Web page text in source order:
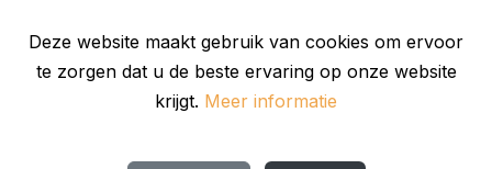
Deze website maakt gebruik van cookies om ervoor
te zorgen dat u de beste ervaring op onze website
krijgt. Meer informatie
Marianne de Bruijn - eigenaar De Bruijn PR
Daniëlle Tamis - eigenaar HvdM Public